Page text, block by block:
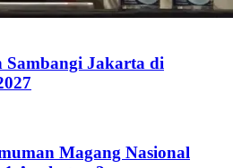
Sambangi Jakarta di
Magang Nasional